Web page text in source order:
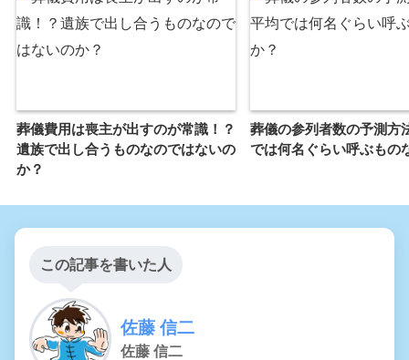
葬儀費用は喪主が出すのが常識！？
遺族で出し合うものなのではないの
か？
葬儀の参列者数の予測方
では何名ぐらい呼ぶもの
この記事を書いた人
佐藤 信二
佐藤 信二